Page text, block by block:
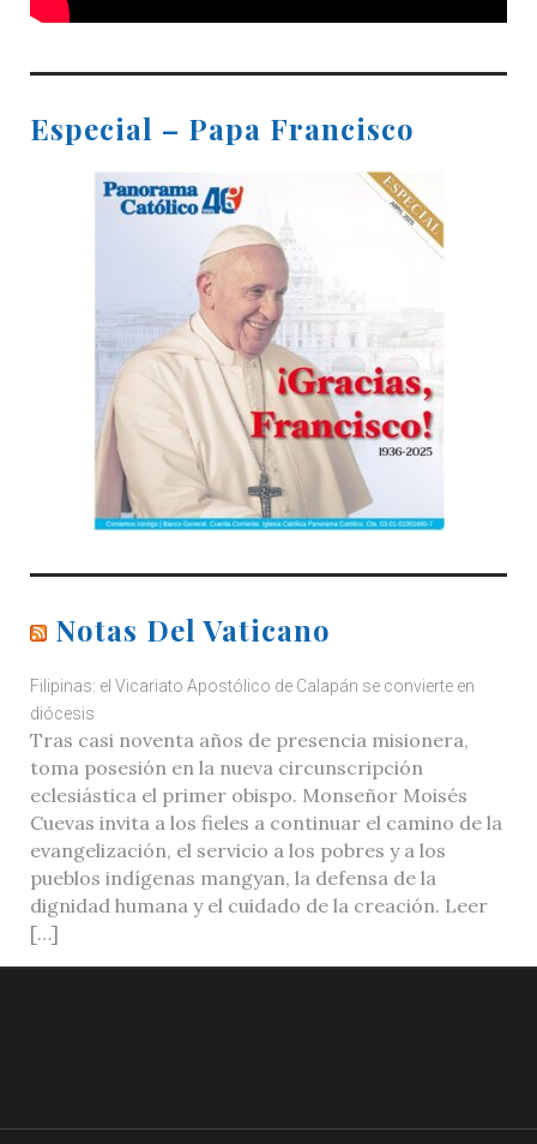
Especial – Papa Francisco
Notas Del Vaticano
Filipinas: el Vicariato Apostólico de Calapán se convierte en
diócesis
Tras casi noventa años de presencia misionera,
toma posesión en la nueva circunscripción
eclesiástica el primer obispo. Monseñor Moisés
Cuevas invita a los fieles a continuar el camino de la
evangelización, el servicio a los pobres y a los
pueblos indígenas mangyan, la defensa de la
dignidad humana y el cuidado de la creación. Leer
[…]